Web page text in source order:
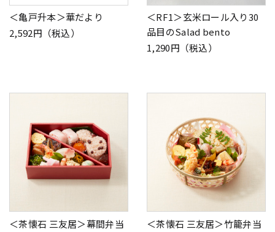
＜亀戸升本＞華だより
2,592円（税込）
＜RF1＞玄米ロール入り30
品目のSalad bento
1,290円（税込）
＜茶懐石 三友居＞幕間弁当
＜茶懐石 三友居＞竹籠弁当